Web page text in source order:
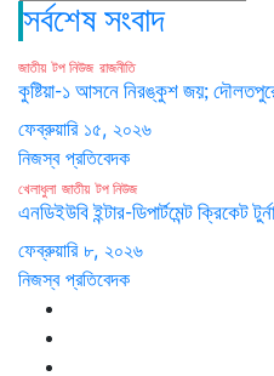
সর্বশেষ সংবাদ
জাতীয় টপ নিউজ রাজনীতি
কুষ্টিয়া-১ আসনে নিরঙ্কুশ জয়;
ফেব্রুয়ারি ১৫, ২০২৬
নিজস্ব প্রতিবেদক
খেলাধুলা জাতীয় টপ নিউজ
এনডিইউবি ইন্টার-ডিপার্টমেন্ট ক্রিকেট
ফেব্রুয়ারি ৮, ২০২৬
নিজস্ব প্রতিবেদক